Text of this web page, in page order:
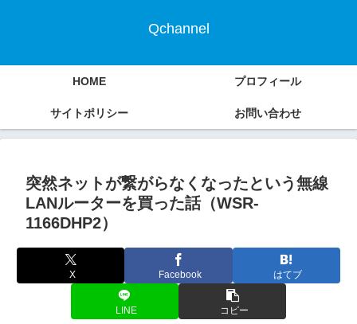
Qchannel
HOME プロフィール
サイトポリシー お問い合わせ
突然ネットが繋がらなくなったという無線
LANルーターを買った話（WSR-
1166DHP2）
X Facebook はてブ
LINE コピー